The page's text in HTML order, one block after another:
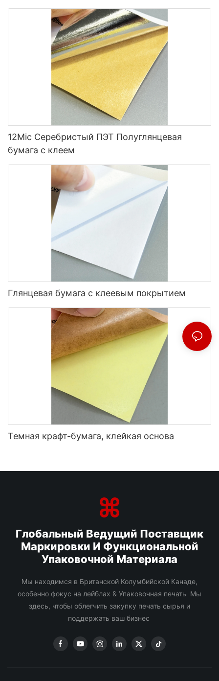
универсальность.
12Mic Серебристый ПЭТ Полуглянцевая
бумага с клеем
Глянцевая бумага с клеевым покрытием
Темная крафт-бумага, клейкая основа
Глобальный Ведущий Поставщик
Маркировки И Функциональной
Упаковочной Материала
Мы находимся в Британской Колумбийской Канаде,
особенно фокус на лейблах & Упаковочная печать Мы
здесь, чтобы облегчить закупку печать сырья и
поддержать ваш бизнес